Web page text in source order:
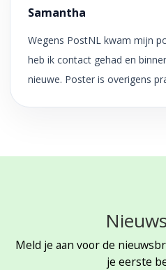
Samantha
Wegens PostNL kwam mijn
heb ik contact gehad en
nieuwe. Poster is overigens
Meld je aan voor de
je eerste